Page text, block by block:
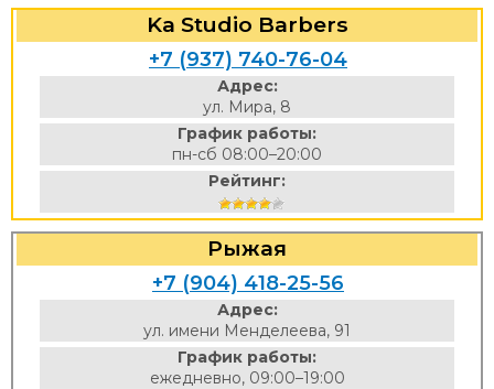
Ka Studio Barbers
+7 (937) 740-76-04
Адрес:
ул. Мира, 8
График работы:
пн-сб 08:00–20:00
Рейтинг:
Рыжая
+7 (904) 418-25-56
Адрес:
ул. имени Менделеева, 91
График работы:
ежедневно, 09:00–19:00